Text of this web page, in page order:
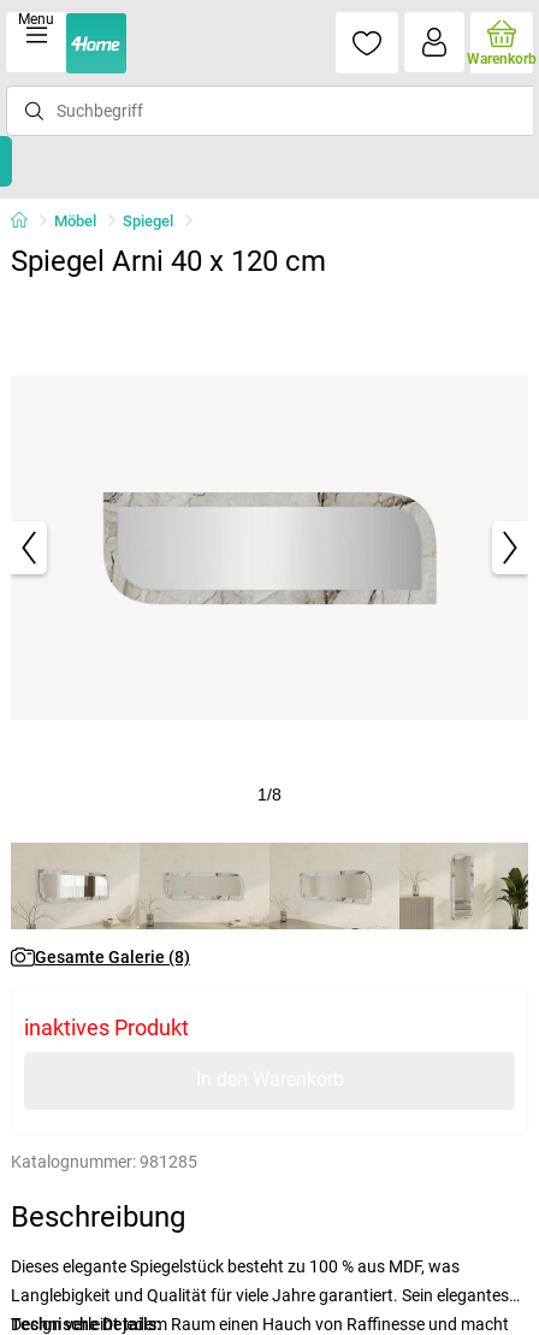
Menu
Warenkorb
Möbel Spiegel
Spiegel Arni 40 x 120 cm
1/8
Gesamte Galerie (8)
inaktives Produkt
Katalognummer:981285
Beschreibung
Dieses elegante Spiegelstück besteht zu 100 % aus MDF, was
Langlebigkeit und Qualität für viele Jahre garantiert. Sein elegantes
Design verleiht jedem Raum einen Hauch von Raffinesse und macht
Technische Details: